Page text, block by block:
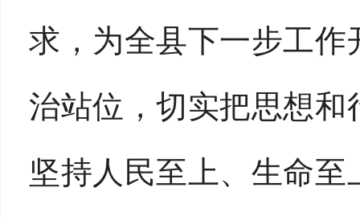
求，为全县下一步工
治站位，切实把思想
坚持人民至上、生命